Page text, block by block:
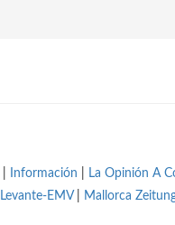
Información La Opinión A
Levante-EMV| Mallorca